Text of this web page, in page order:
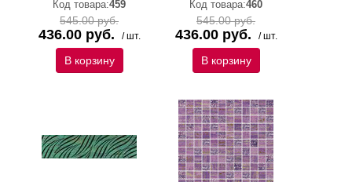
Код товара:459
545.00 руб.
436.00 руб. / шт.
В корзину
Код товара:460
545.00 руб.
436.00 руб. / шт.
В корзину